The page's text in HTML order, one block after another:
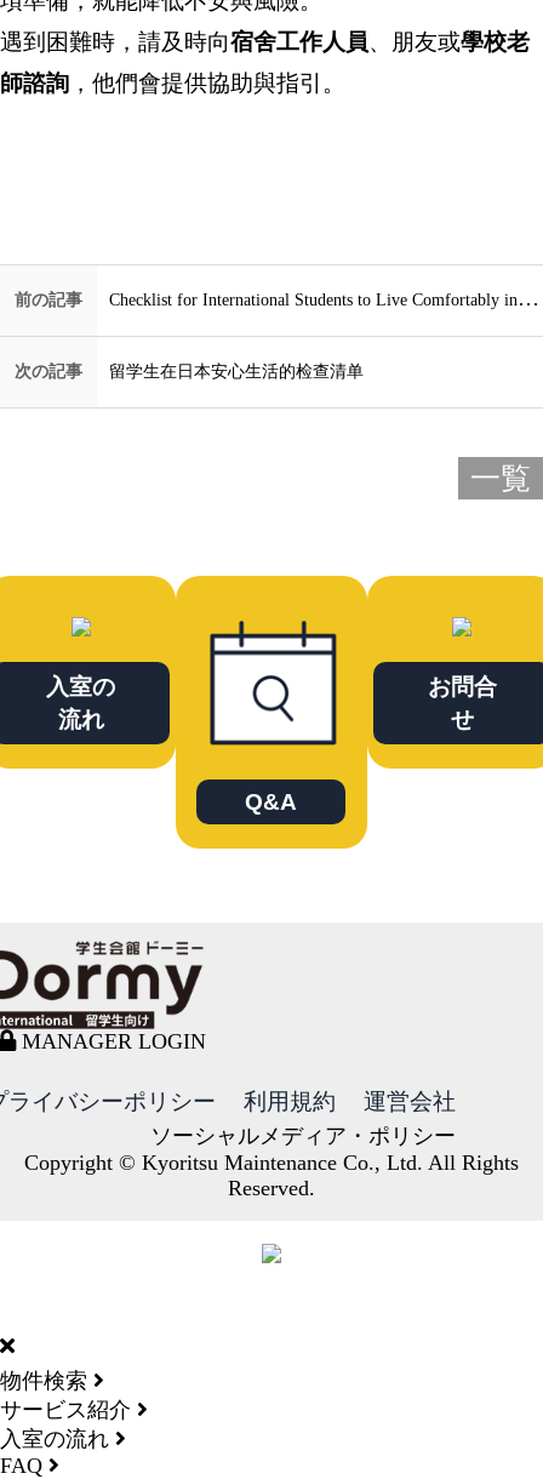
遇到困難時，請及時向宿舍工作人員、朋友或學校老
師諮詢 ，他們會提供協助與指引。
前の記事 Checklist for International Students to Live Comfortably in Japan
次の記事 留学生在日本安心生活的检查清单
一覧
入室の
流れ
Q&A
お問合
せ
MANAGER LOGIN
ライバシーポリシー 利用規約 運営会社
ソーシャルメディア・ポリシー
Copyright © Kyoritsu Maintenance Co., Ltd. All Rights
Reserved.
物件検索
サービス紹介
入室の流れ
FAQ